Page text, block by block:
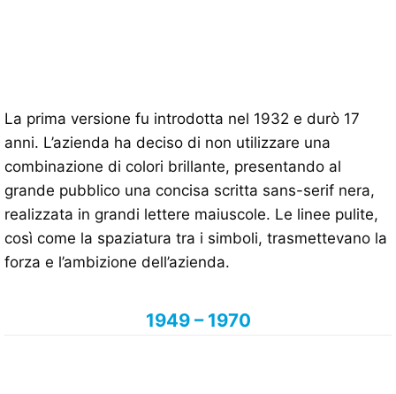
La prima versione fu introdotta nel 1932 e durò 17
anni. L’azienda ha deciso di non utilizzare una
combinazione di colori brillante, presentando al
grande pubblico una concisa scritta sans-serif nera,
realizzata in grandi lettere maiuscole. Le linee pulite,
così come la spaziatura tra i simboli, trasmettevano la
forza e l’ambizione dell’azienda.
1949 – 1970